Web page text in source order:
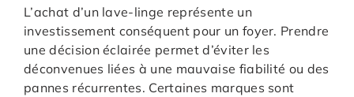
L’achat d’un lave-linge représente un
investissement conséquent pour un foyer. Prendre
une décision éclairée permet d’éviter les
déconvenues liées à une mauvaise fiabilité ou des
pannes récurrentes. Certaines marques sont